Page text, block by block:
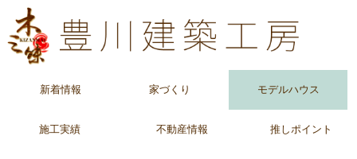
新着情報 家づくり モデルハウス
施工実績 不動産情報 推しポイント